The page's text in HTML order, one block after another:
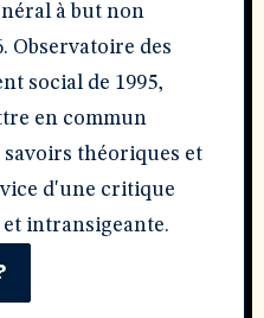
à but non
Observatoire des
social de 1995,
en commun
théoriques et
d'une critique
intransigeante.